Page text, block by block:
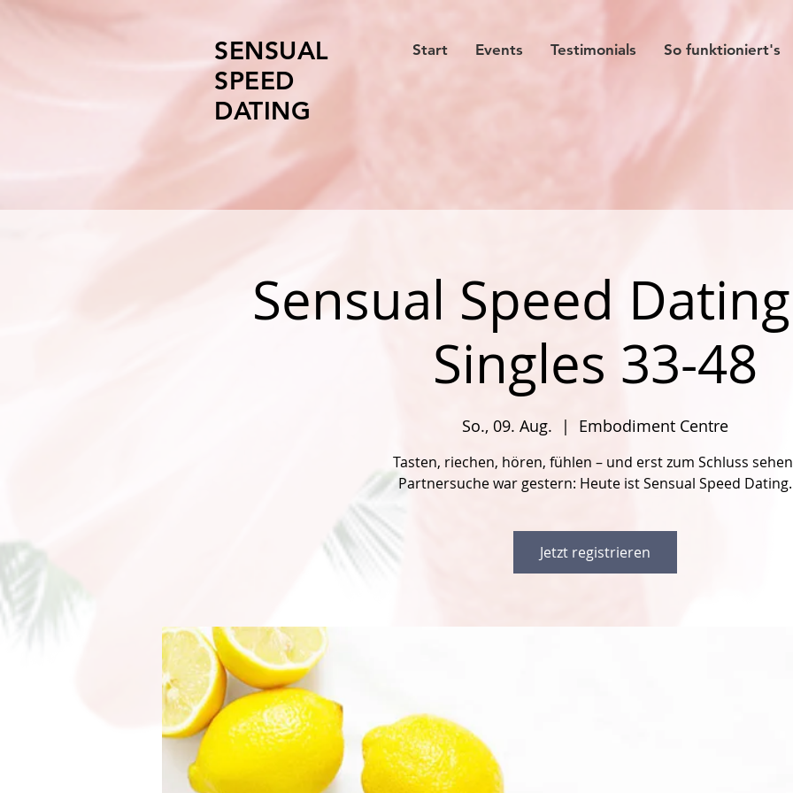
SENSUAL
SPEED
DATING
Start Events Testimonials So funktioniert's
Sensual Speed
Singles 33-48
So., 09. Aug.
  |
Embodiment Centre
Tasten, riechen, hören, fühlen – und erst zum Schluss
Partnersuche war gestern: Heute ist Sensual Speed Dating.
Jetzt registrieren